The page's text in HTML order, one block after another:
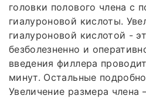
головки полового члена с
гиалуроновой кислоты.
гиалуроновой кислотой -
безболезненно и
введения филлера
минут. Остальные
Увеличение размера